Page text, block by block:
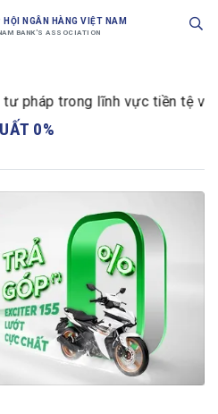
HỘI NGÂN HÀNG VIỆT NAM
BANK'S ASSOCIATION
trong lĩnh vực tiền tệ và
0%